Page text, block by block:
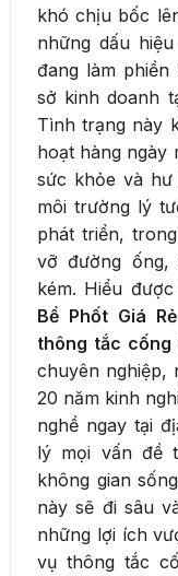
khó chịu bốc
những dấu
đang làm
sở kinh doanh
Tình trạng này
hoạt hàng ngày
sức khỏe và
môi trường lý
phát triển,
vỡ đường
kém. Hiểu
Bể Phốt Giá
thông tắc cống
chuyên nghiệp,
20 năm kinh
nghề ngay tại
lý mọi vấn đề
không gian
này sẽ đi sâu
những lợi ích
vụ thông tắc